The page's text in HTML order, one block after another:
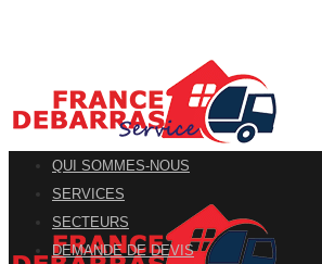
QUI SOMMES-NOUS
SERVICES
SECTEURS
DEMANDE DE DEVIS